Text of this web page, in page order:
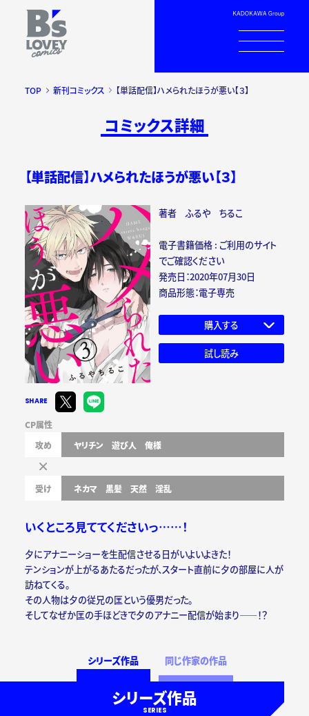
TOP 新刊コミックス 【単話配信】ハメられたほうが悪い【３】
コミックス詳細
【単話配信】ハメられたほうが悪い【３】
著者 ふるや ちるこ
電子書籍価格 : ご利用のサイト
でご確認ください
発売日：2020年07月30日
商品形態：電子専売
購入する
試し読み
SHARE
CP属性
攻め
ヤリチン 遊び人 俺様
受け ネカマ 黒髪 天然 淫乱
いくところ見ててくださいっ……！
夕にアナニーショーを生配信させる日がいよいよきた！
テンションが上がるあたるだったが、スタート直前に夕の部屋に人が
訪ねてくる。
その人物は夕の従兄の匡という優男だった。
そしてなぜか匡の手ほどきで夕のアナニー配信が始まり――！？
シリーズ作品 同じ作家の作品
シリーズ作品
SERIES